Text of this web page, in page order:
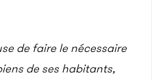
de faire le nécessaire
de ses habitants,